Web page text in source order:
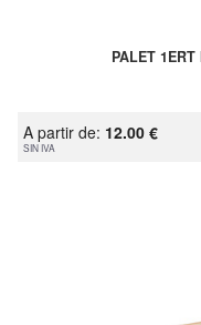
PALET 1ERT
A partir de: 12.00 €
SIN IVA